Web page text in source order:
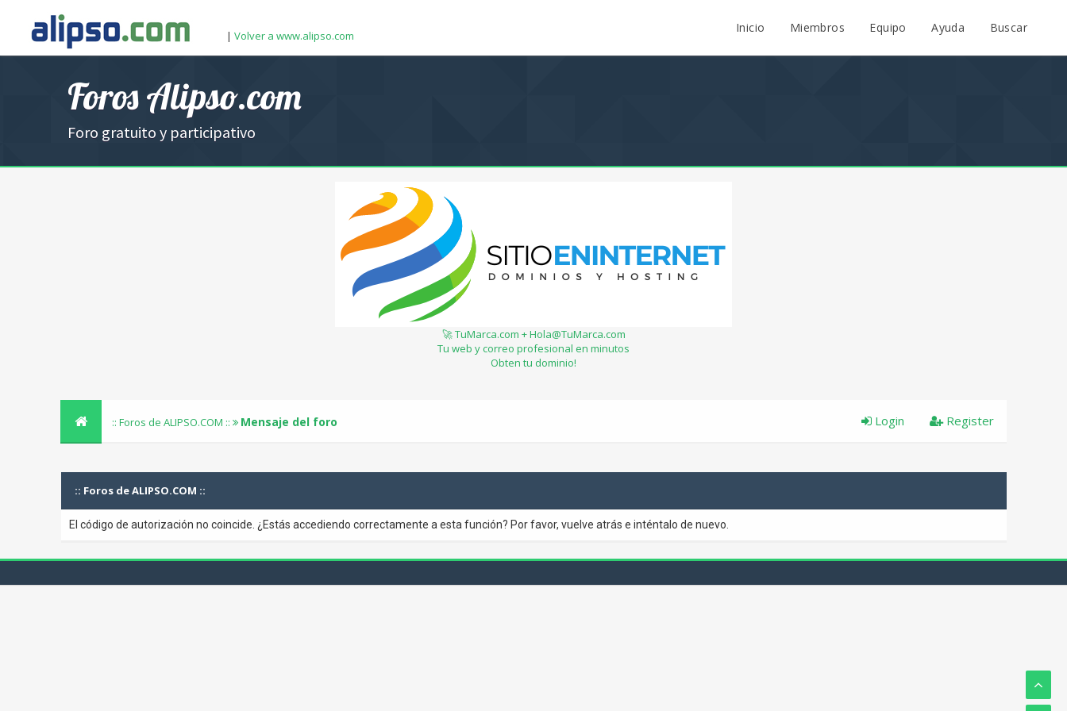
| Volver a www.alipso.com
Inicio Miembros Equipo Ayuda Buscar
Foros Alipso.com
Foro gratuito y participativo
🚀 TuMarca.com + Hola@TuMarca.com
Tu web y correo profesional en minutos
Obten tu dominio!
:: Foros de ALIPSO.COM :: Mensaje del foro Register
Login
:: Foros de ALIPSO.COM ::
El código de autorización no coincide. ¿Estás accediendo correctamente a esta función? Por favor, vuelve atrás e inténtalo de nuevo.